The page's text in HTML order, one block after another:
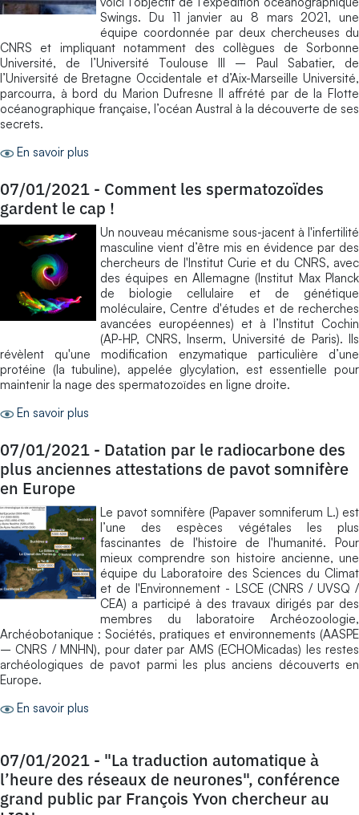
Swings. Du 11 janvier au 8 mars 2021, une
équipe coordonnée par deux chercheuses du
CNRS et impliquant notamment des collègues de Sorbonne
Université, de l’Université Toulouse III – Paul Sabatier, de
l’Université de Bretagne Occidentale et d’Aix-Marseille Université,
parcourra, à bord du Marion Dufresne II affrété par de la Flotte
océanographique française, l’océan Austral à la découverte de ses
secrets.
En savoir plus
07/01/2021 - Comment les spermatozoïdes
gardent le cap !
Un nouveau mécanisme sous-jacent à l'infertilité
masculine vient d’être mis en évidence par des
chercheurs de l'Institut Curie et du CNRS, avec
des équipes en Allemagne (Institut Max Planck
de biologie cellulaire et de génétique
moléculaire, Centre d'études et de recherches
avancées européennes) et à l’Institut Cochin
(AP-HP, CNRS, Inserm, Université de Paris). Ils
révèlent qu'une modification enzymatique particulière d’une
protéine (la tubuline), appelée glycylation, est essentielle pour
maintenir la nage des spermatozoïdes en ligne droite.
En savoir plus
07/01/2021 - Datation par le radiocarbone des
plus anciennes attestations de pavot somnifère
en Europe
Le pavot somnifère (Papaver somniferum L.) est
l’une des espèces végétales les plus
fascinantes de l'histoire de l'humanité. Pour
mieux comprendre son histoire ancienne, une
équipe du Laboratoire des Sciences du Climat
et de l'Environnement - LSCE (CNRS / UVSQ /
CEA) a participé à des travaux dirigés par des
membres du laboratoire Archéozoologie,
Archéobotanique : Sociétés, pratiques et environnements (AASPE
– CNRS / MNHN), pour dater par AMS (ECHOMicadas) les restes
archéologiques de pavot parmi les plus anciens découverts en
Europe.
En savoir plus
07/01/2021 - "La traduction automatique à
l’heure des réseaux de neurones", conférence
grand public par François Yvon chercheur au